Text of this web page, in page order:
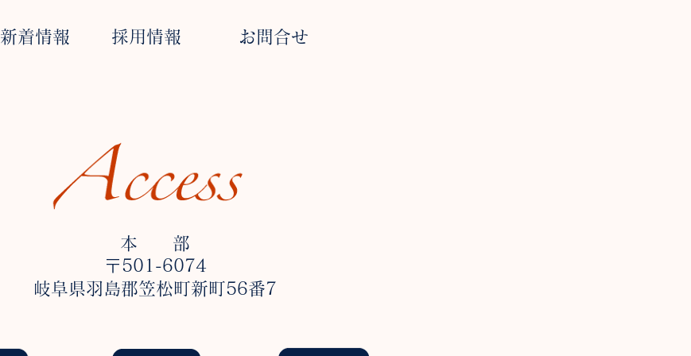
新着情報 採用情報 お問合せ
本 部
〒501-6074
岐阜県羽島郡笠松町新町56番7